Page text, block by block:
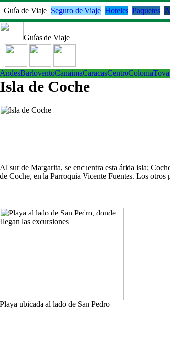
Guía de Viaje Seguro de Viaje Hoteles Paquetes
Guías de Viaje
AndesBarloventoCanaimaCaracasCentro
Isla de Coche
Al sur de Margarita, se encuentra esta árida isla;
de Coche, en la Parroquia Vicente Fuentes. Los
Playa ubicada al lado de San Pedro